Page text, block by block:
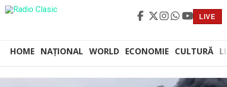
LIVE
HOME NAȚIONAL WORLD ECONOMIE CULTURĂ